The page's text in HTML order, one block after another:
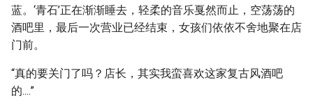
蓝。‘青石’正在渐渐睡去，轻柔的音乐戛然而止，空荡荡的
酒吧里，最后一次营业已经结束，女孩们依依不舍地聚在店
门前。
“真的要关门了吗？店长，其实我蛮喜欢这家复古风酒吧
的....”